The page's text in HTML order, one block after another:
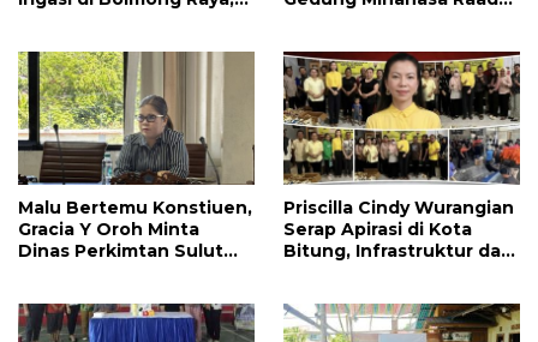
Malu Bertemu Konstiuen,
Gracia Y Oroh Minta
Dinas Perkimtan Sulut
Jalan di Tandengan I
Priscilla Cindy Wurangian
Serap Apirasi di Kota
Bitung, Infrastruktur dan
Warga